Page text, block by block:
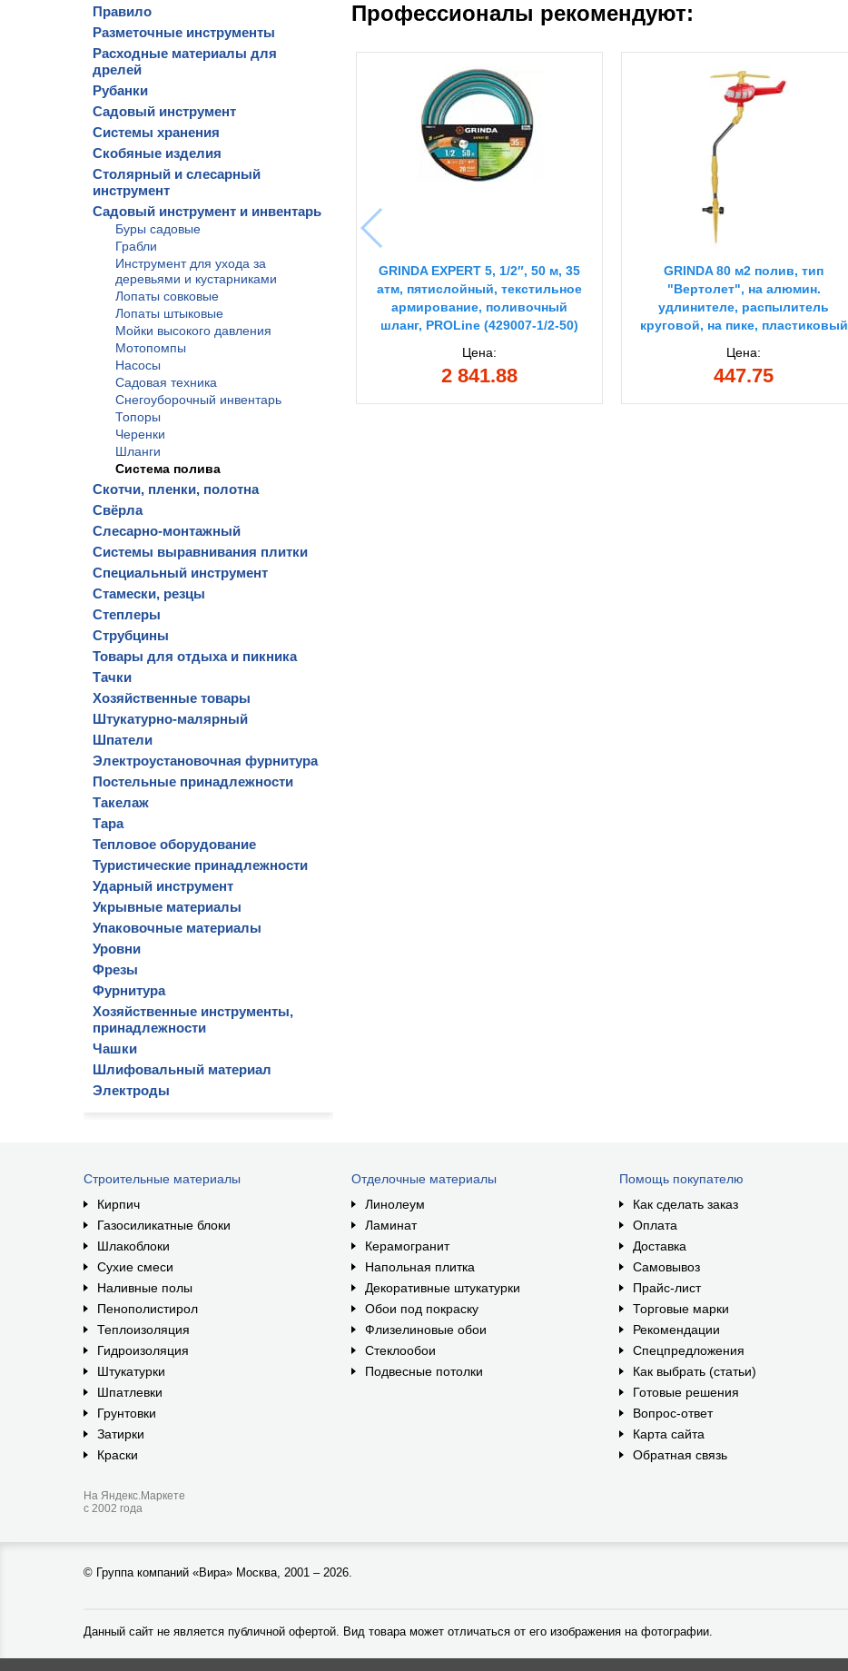
Правило
Разметочные инструменты
Расходные материалы для
дрелей
Рубанки
Садовый инструмент
Системы хранения
Скобяные изделия
Столярный и слесарный
инструмент
Садовый инструмент и инвентарь
Буры садовые
Грабли
Инструмент для ухода за
деревьями и кустарниками
Лопаты совковые
Лопаты штыковые
Мойки высокого давления
Мотопомпы
Насосы
Садовая техника
Снегоуборочный инвентарь
Топоры
Черенки
Шланги
Система полива
Скотчи, пленки, полотна
Свёрла
Слесарно-монтажный
Системы выравнивания плитки
Специальный инструмент
Стамески, резцы
Степлеры
Струбцины
Товары для отдыха и пикника
Тачки
Хозяйственные товары
Штукатурно-малярный
Шпатели
Электроустановочная фурнитура
Постельные принадлежности
Такелаж
Тара
Тепловое оборудование
Туристические принадлежности
Ударный инструмент
Укрывные материалы
Упаковочные материалы
Уровни
Фрезы
Фурнитура
Хозяйственные инструменты,
принадлежности
Чашки
Шлифовальный материал
Электроды
Профессионалы рекомендуют:
GRINDA EXPERT 5, 1/2″, 50 м, 35
атм, пятислойный, текстильное
армирование, поливочный
шланг, PROLine (429007-1/2-50)
Цена:
2 841.88
GRINDA 80 м2 полив, тип
"Вертолет", на алюмин.
удлинителе, распылитель
круговой, на пике, пластиковый
Цена:
447.75
Строительные материалы
Кирпич
Газосиликатные блоки
Шлакоблоки
Сухие смеси
Наливные полы
Пенополистирол
Теплоизоляция
Гидроизоляция
Штукатурки
Шпатлевки
Грунтовки
Затирки
Краски
На Яндекс.Маркете
с 2002 года
Отделочные материалы
Линолеум
Ламинат
Керамогранит
Напольная плитка
Декоративные штукатурки
Обои под покраску
Флизелиновые обои
Стеклообои
Подвесные потолки
Помощь покупателю
Как сделать заказ
Оплата
Доставка
Самовывоз
Прайс-лист
Торговые марки
Рекомендации
Спецпредложения
Как выбрать (статьи)
Готовые решения
Вопрос-ответ
Карта сайта
Обратная связь
© Группа компаний «Вира» Москва, 2001 – 2026.
Данный сайт не является публичной офертой. Вид товара может отличаться от его изображения на фотографии.